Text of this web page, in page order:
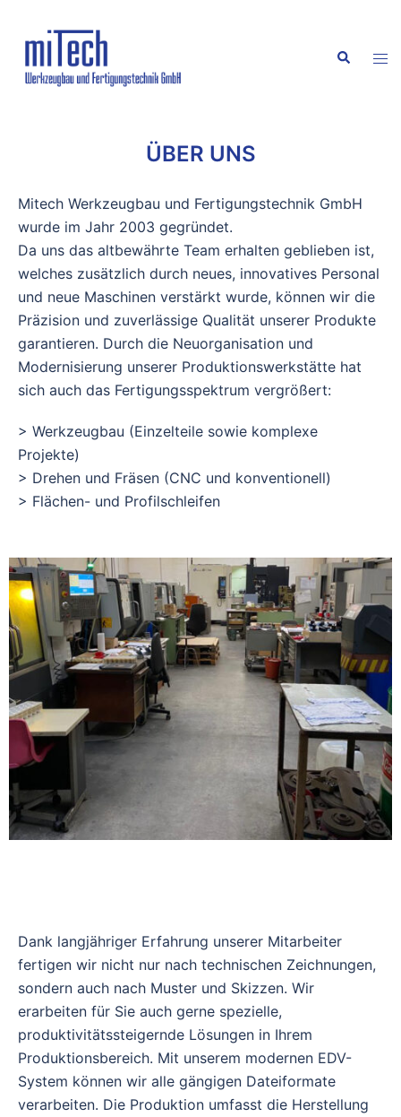
ÜBER UNS
Mitech Werkzeugbau und Fertigungstechnik GmbH
wurde im Jahr 2003 gegründet.
Da uns das altbewährte Team erhalten geblieben ist,
welches zusätzlich durch neues, innovatives Personal
und neue Maschinen verstärkt wurde, können wir die
Präzision und zuverlässige Qualität unserer Produkte
garantieren. Durch die Neuorganisation und
Modernisierung unserer Produktionswerkstätte hat
sich auch das Fertigungsspektrum vergrößert:
> Werkzeugbau (Einzelteile sowie komplexe
Projekte)
> Drehen und Fräsen (CNC und konventionell)
> Flächen- und Profilschleifen
Dank langjähriger Erfahrung unserer Mitarbeiter
fertigen wir nicht nur nach technischen Zeichnungen,
sondern auch nach Muster und Skizzen. Wir
erarbeiten für Sie auch gerne spezielle,
produktivitätssteigernde Lösungen in Ihrem
Produktionsbereich. Mit unserem modernen EDV-
System können wir alle gängigen Dateiformate
verarbeiten. Die Produktion umfasst die Herstellung